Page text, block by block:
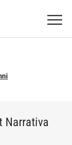
Narrativa